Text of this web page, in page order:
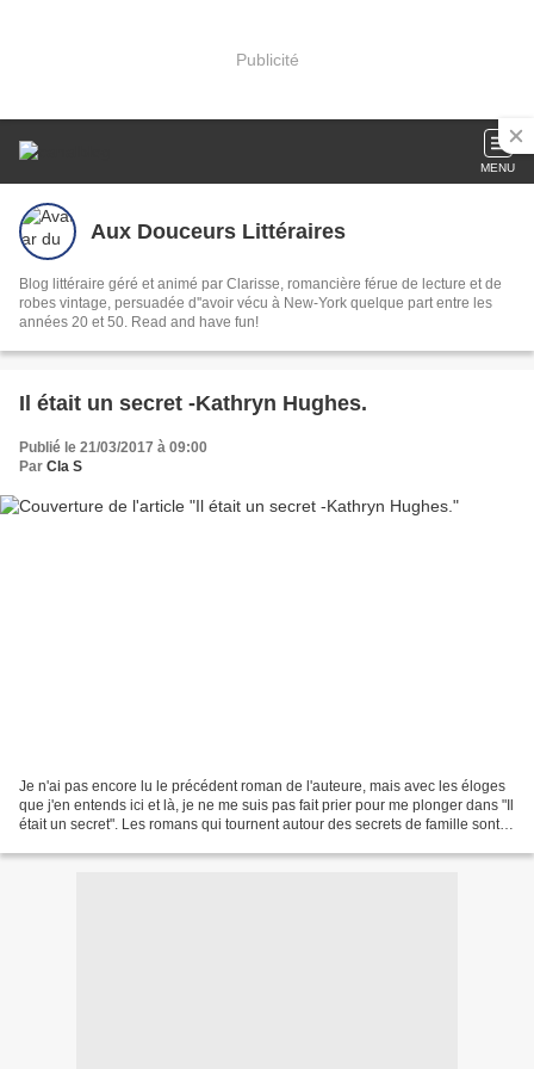
Publicité
MENU
Aux Douceurs Littéraires
Blog littéraire géré et animé par Clarisse, romancière férue de lecture et de
robes vintage, persuadée d''avoir vécu à New-York quelque part entre les
années 20 et 50. Read and have fun!
Il était un secret -Kathryn Hughes.
Publié le 21/03/2017 à 09:00
Par Cla S
Je n'ai pas encore lu le précédent roman de l'auteure, mais avec les éloges
que j'en entends ici et là, je ne me suis pas fait prier pour me plonger dans "Il
était un secret". Les romans qui tournent autour des secrets de famille sont